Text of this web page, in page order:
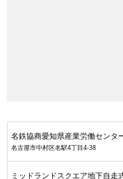
名鉄協商愛知県産業労働センタ
名古屋市中村区名駅4丁目4-38
ミッドランドスクエア地下自走